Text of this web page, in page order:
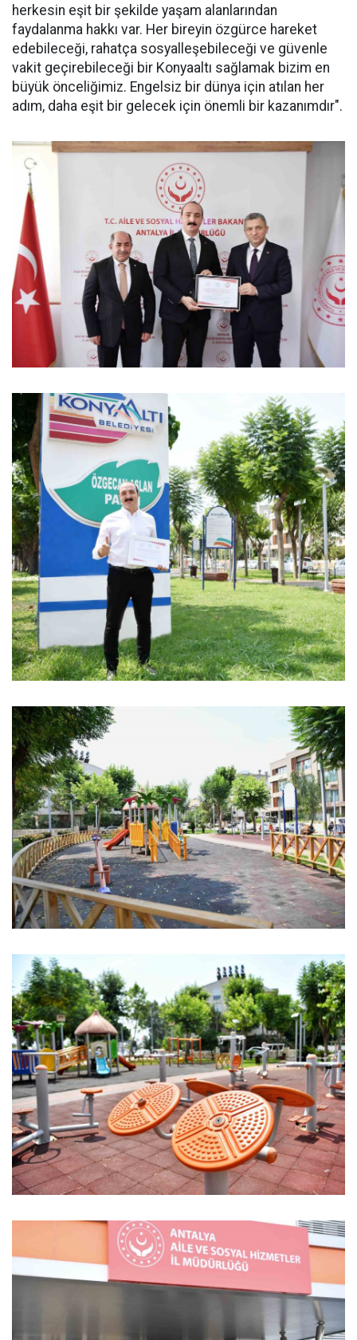
herkesin eşit bir şekilde yaşam alanlarından
faydalanma hakkı var. Her bireyin özgürce hareket
edebileceği, rahatça sosyalleşebileceği ve güvenle
vakit geçirebileceği bir Konyaaltı sağlamak bizim en
büyük önceliğimiz. Engelsiz bir dünya için atılan her
adım, daha eşit bir gelecek için önemli bir kazanımdır".